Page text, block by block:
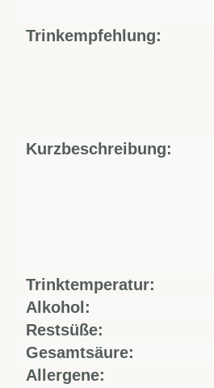
Trinkempfehlung:
Kurzbeschreibung:
Trinktemperatur:
Alkohol:
Restsüße:
Gesamtsäure:
Allergene: